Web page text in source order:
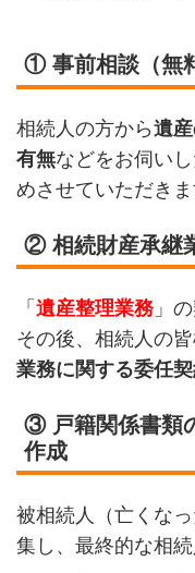
① 事前相談（無
相続人の方から遺
有無などをお伺いし
めさせていただきま
② 相続財産承継
「 遺産整理業務」
その後、相続人の
業務に関する委任
③ 戸籍関係書類
作成
被相続人（亡くな
集し、最終的な相